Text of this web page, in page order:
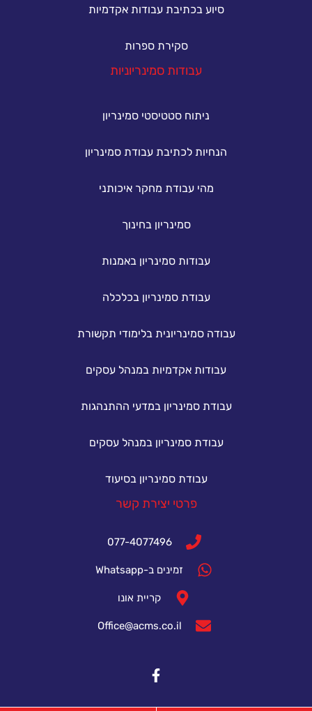
סיוע בכתיבת עבודות אקדמיות
סקירת ספרות
עבודות סמינריוניות
ניתוח סטטיסטי סמינריון
הנחיות לכתיבת עבודת סמינריון
מהי עבודת מחקר איכותני
סמינריון בחינוך
עבודות סמינריון באמנות
עבודת סמינריון בכלכלה
עבודה סמינריונית בלימודי תקשורת
עבודות אקדמיות במנהל עסקים
עבודת סמינריון במדעי ההתנהגות
עבודת סמינריון במנהל עסקים
עבודת סמינריון בסיעוד
פרטי יצירת קשר
077-4077496
זמינים ב-Whatsapp
קריית אונו
Office@acms.co.il